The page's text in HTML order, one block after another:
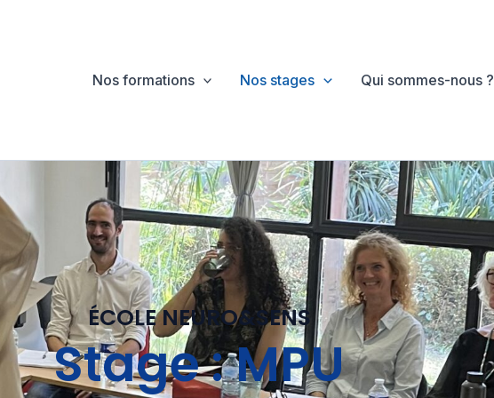
Nos formations Nos stages Qui sommes-nous ?
ÉCOLE NEURO&SENS
Stage : MPU